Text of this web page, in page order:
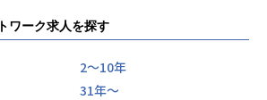
ワーク求人を探す
2〜10年
31年〜